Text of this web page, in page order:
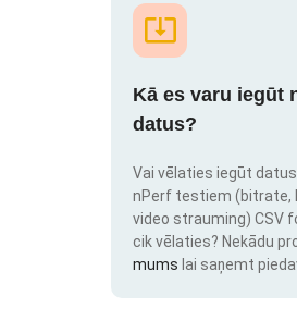
Kā es varu iegūt
datus?
Vai vēlaties iegūt
nPerf testiem (bitrate,
video strauming) CSV
cik vēlaties? Nekādu
mums lai saņemt